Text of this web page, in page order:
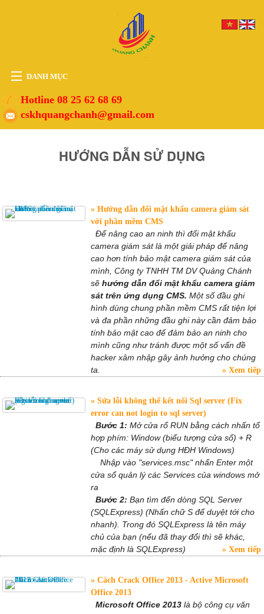
DANH MỤC
HOME
THIẾT BỊ
HỖ TRỢ
Hotline 08 25 62 68 69
cskhquangchanh@gmail.com
HƯỚNG DẪN SỬ DỤNG
Hướng dẫn đổi mật khẩu camera giám sát
với phần mềm CMS
Để nâng cao an ninh thì đổi mật khẩu
camera giám sát là một giải pháp để nâng
cao hơn tính bảo mật camera giám sát của
mình, Công ty TNHH TM DV Quảng Chánh
sẽhướng dẫn đổi mật khẩu camera giám
sát trên ứng dụng CMS.Một số đầu ghi
hình dùng chung phần mềm CMS rất tiện lợi
và đa phần những đầu ghi này cần đảm bảo
tính bảo mật cao để đảm bảo an ninh cho
mình cũng như tránh được một số vấn đề
hacker xâm nhập gây ảnh hưởng cho chúng
ta.
Xem tiếp
Sửa lỗi không thể kết nối Sql server (Fix
error can not login to sql server)
Bước 1:Mở cửa rổ RUN bằng cách nhấn tổ
hợp phím: Window (biểu tượng cửa sổ) + R
(Cho các máy sử dụng HĐH Windows)
Nhập vào "services.msc" nhấn Enter một
cửa sổ quản lý các Services của windows mở
ra
Bước 2:Bạn tìm đến dòng SQL Server
(SQLExpress) (Nhấn chữ S để duyệt tới cho
nhanh). Trong đó SQLExpress là tên máy
chủ của bạn (nếu đã thay đổi thì sẽ khác,
mặc định là SQLExpress)
Xem tiếp
Cách Crack Office 2013 - Active Microsoft
Office 2013
Microsoft Office 2013 là bộ công cụ văn